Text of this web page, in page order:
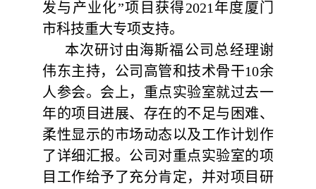
发与产业化”项目获得2021 年度厦门
市科技重大专项支持。
本次研讨由海斯福公司总经理谢
伟东主持，公司高管和技术骨干10余
人参会。 会上，重点实验室就过去一
年的项目进展、存在的不足与困难、
柔性显示的市场动态以及工作计划作
了详细汇报。公司对重点实验室的项
目工作给予了充分肯定，并对项目研